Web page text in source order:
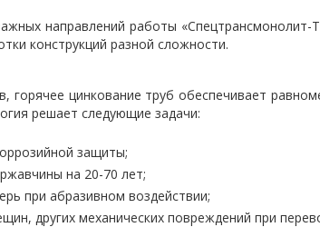
направлений работы
конструкций разной сложности.
горячее цинкование труб обеспечивает
решает следующие задачи:
защиты;
на 20-70 лет;
при абразивном воздействии;
других механических повреждений при